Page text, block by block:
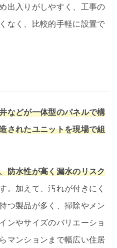
出入りがしやすく、工事の
なく、比較的手軽に設置で
などが一体型のパネルで構
されたユニットを現場で組
防水性が高く漏水のリスク
。加えて、汚れが付きにく
つ製品が多く、掃除やメン
ンやサイズのバリエーショ
マンションまで幅広い住居